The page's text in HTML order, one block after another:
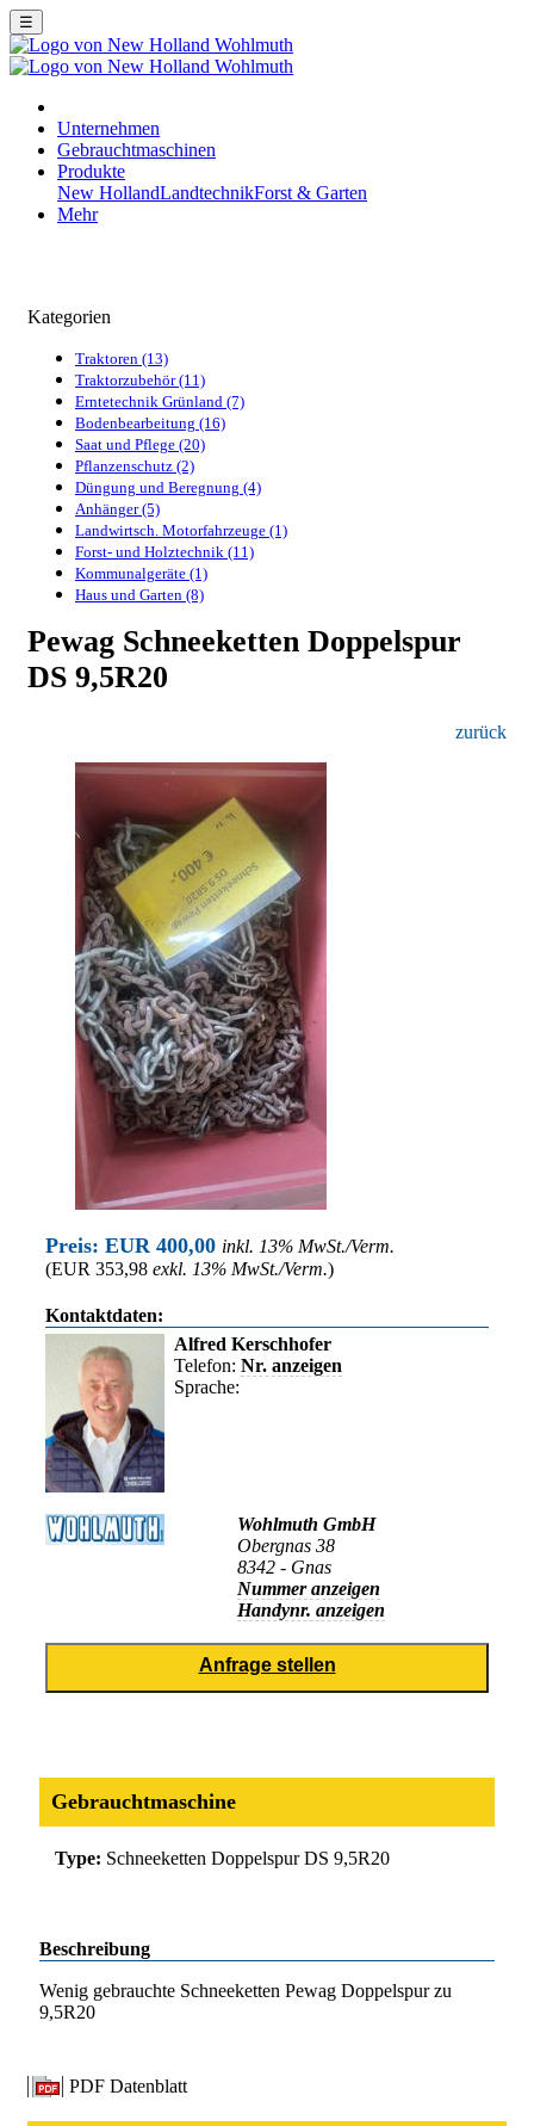
☰
Unternehmen
Gebrauchtmaschinen
Produkte
New HollandLandtechnikForst & Garten
Mehr
Kategorien
Traktoren (13)
Traktorzubehör (11)
Erntetechnik Grünland (7)
Bodenbearbeitung (16)
Saat und Pflege (20)
Pflanzenschutz (2)
Düngung und Beregnung (4)
Anhänger (5)
Landwirtsch. Motorfahrzeuge (1)
Forst- und Holztechnik (11)
Kommunalgeräte (1)
Haus und Garten (8)
Pewag Schneeketten Doppelspur
DS 9,5R20
zurück
Preis: EUR 400,00 inkl. 13% MwSt./Verm.
(EUR 353,98 exkl. 13% MwSt./Verm.)
Kontaktdaten:
Alfred Kerschhofer
Telefon: Nr. anzeigen
Sprache:
Wohlmuth GmbH
Obergnas 38
8342 - Gnas
Nummer anzeigen
Handynr. anzeigen
Gebrauchtmaschine
Type: Schneeketten Doppelspur DS 9,5R20
Beschreibung
Wenig gebrauchte Schneeketten Pewag Doppelspur zu
9,5R20
PDF Datenblatt